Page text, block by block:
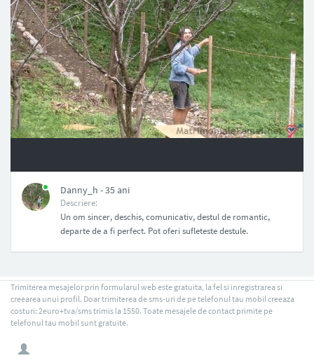
Danny_h - 35 ani
Descriere:
Un om sincer, deschis, comunicativ, destul de romantic,
departe de a fi perfect. Pot oferi sufleteste destule.
Trimiterea mesajelor prin formularul web este gratuita, la fel si inregistrarea si
creearea unui profil. Doar trimiterea de sms-uri de pe telefonul tau mobil creeaza
costuri: 2euro+tva/sms trimis la 1550. Toate mesajele de contact primite pe
telefonul tau mobil sunt gratuite.